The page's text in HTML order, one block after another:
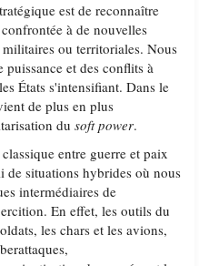
est de reconnaître
à de nouvelles
ou territoriales. Nous
puissance et des conflits à
États s'intensifiant. Dans le
de plus en plus
dusoft power.
entre guerre et paix
de situations hybrides où nous
intermédiaires de
En effet, les outils du
les chars et les avions,